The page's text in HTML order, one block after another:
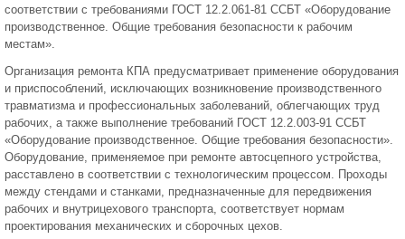
соответствии с требованиями ГОСТ 12.2.061-81 ССБТ «Оборудование
производственное. Общие требования безопасности к рабочим
местам».
Организация ремонта КПА предусматривает применение оборудования
и приспособлений, исключающих возникновение производственного
травматизма и профессиональных заболеваний, облегчающих труд
рабочих, а также выполнение требований ГОСТ 12.2.003-91 ССБТ
«Оборудование производственное. Общие требования безопасности».
Оборудование, применяемое при ремонте автосцепного устройства,
расставлено в соответствии с технологическим процессом. Проходы
между стендами и станками, предназначенные для передвижения
рабочих и внутрицехового транспорта, соответствует нормам
проектирования механических и сборочных цехов.